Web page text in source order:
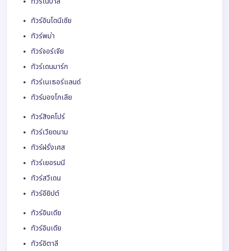
ทัวร์อินโดนีเซีย
ทัวร์พม่า
ทัวร์จอร์เจีย
ทัวร์เดนมาร์ก
ทัวร์เนเธอร์แลนด์
ทัวร์มองโกเลีย
ทัวร์สิงคโปร์
ทัวร์เวียดนาม
ทัวร์ฝรั่งเศส
ทัวร์เยอรมนี
ทัวร์สวีเดน
ทัวร์อียิปต์
ทัวร์อินเดีย
ทัวร์อินเดีย
ทัวร์อิตาลี